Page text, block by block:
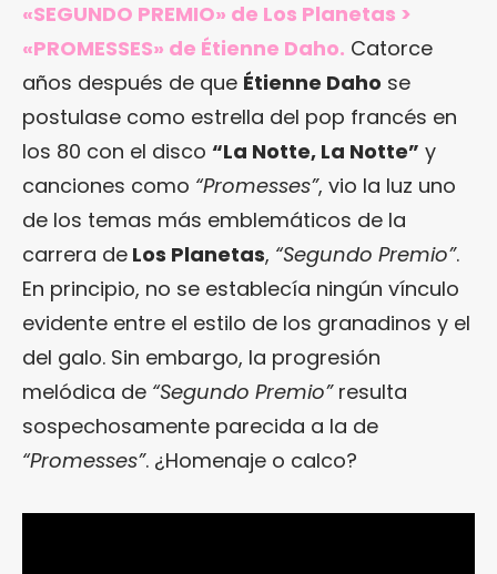
«SEGUNDO PREMIO» de Los Planetas >
«PROMESSES» de Étienne Daho. Catorce
años después de que Étienne Daho se
postulase como estrella del pop francés en
los 80 con el disco “La Notte, La Notte” y
canciones como “Promesses”, vio la luz uno
de los temas más emblemáticos de la
carrera de Los Planetas, “Segundo Premio”.
En principio, no se establecía ningún vínculo
evidente entre el estilo de los granadinos y el
del galo. Sin embargo, la progresión
melódica de “Segundo Premio”resulta
sospechosamente parecida a la de
“Promesses”. ¿Homenaje o calco?